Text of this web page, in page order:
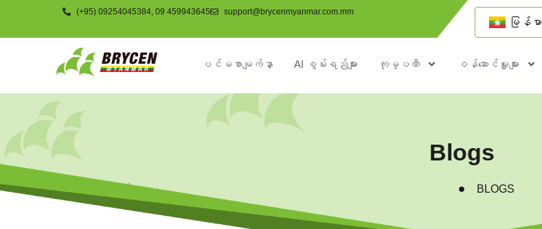
(+95) 09254045384, 09 459943645 support@brycenmyanmar.com.mm
မြန်မာ
ပင်မစာမျက်နှာ AI စွမ်းရည်များ ကုမ္ပဏီ ဝန်ဆောင်မှူများ
Blogs
အရင်းအမြစ်များ BLOGS